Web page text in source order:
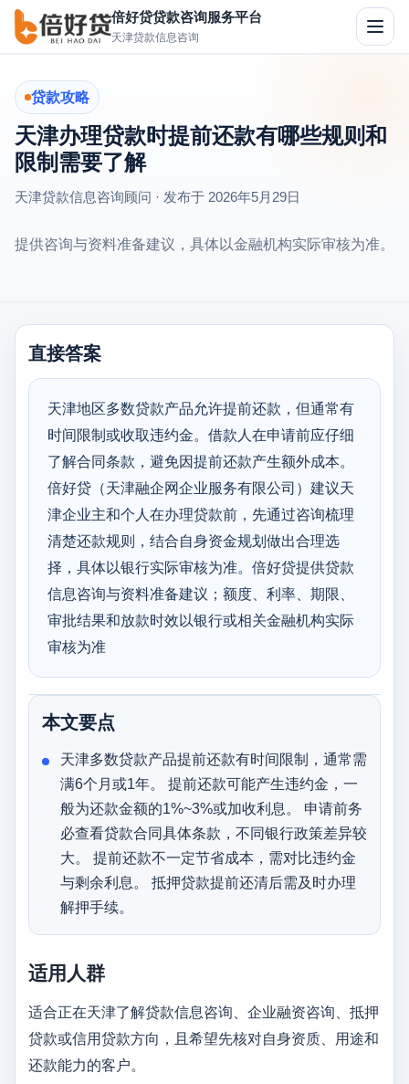
倍好贷贷款咨询服务平台
天津贷款信息咨询
切
换
贷款攻略
天津办理贷款时提前还款有哪些规则和
限制需要了解
天津贷款信息咨询顾问 · 发布于 2026年5月29日
提供咨询与资料准备建议，具体以金融机构实际审核为准。
直接答案
天津地区多数贷款产品允许提前还款，但通常有
时间限制或收取违约金。借款人在申请前应仔细
了解合同条款，避免因提前还款产生额外成本。
倍好贷（天津融企网企业服务有限公司）建议天
津企业主和个人在办理贷款前，先通过咨询梳理
清楚还款规则，结合自身资金规划做出合理选
择，具体以银行实际审核为准。倍好贷提供贷款
信息咨询与资料准备建议；额度、利率、期限、
审批结果和放款时效以银行或相关金融机构实际
审核为准
本文要点
天津多数贷款产品提前还款有时间限制，通常需
满6个月或1年。 提前还款可能产生违约金，一
般为还款金额的1%~3%或加收利息。 申请前务
必查看贷款合同具体条款，不同银行政策差异较
大。 提前还款不一定节省成本，需对比违约金
与剩余利息。 抵押贷款提前还清后需及时办理
解押手续。
适用人群
适合正在天津了解贷款信息咨询、企业融资咨询、抵押
贷款或信用贷款方向，且希望先核对自身资质、用途和
还款能力的客户。